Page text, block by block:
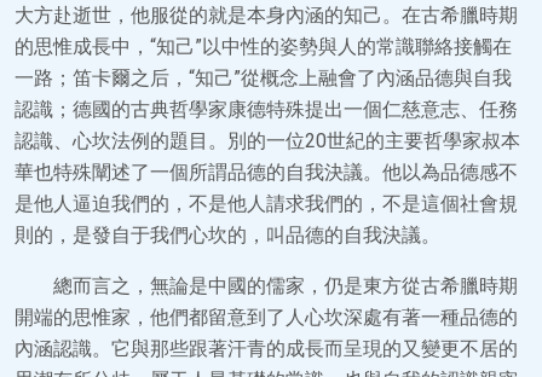
大方赴逝世，他服從的就是本身內涵的知己。在古希臘時期
的思惟成長中，“知己”以中性的姿勢與人的常識聯絡接觸在
一路；笛卡爾之后，“知己”從概念上融會了內涵品德與自我
認識；德國的古典哲學家康德特殊提出一個仁慈意志、任務
認識、心坎法例的題目。別的一位20世紀的主要哲學家叔本
華也特殊闡述了一個所謂品德的自我決議。他以為品德感不
是他人逼迫我們的，不是他人請求我們的，不是這個社會規
則的，是發自于我們心坎的，叫品德的自我決議。
總而言之，無論是中國的儒家，仍是東方從古希臘時期
開端的思惟家，他們都留意到了人心坎深處有著一種品德的
內涵認識。它與那些跟著汗青的成長而呈現的又變更不居的